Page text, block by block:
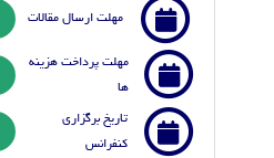
مهلت ارسال مقالات
مهلت پرداخت هزینه
ها
تاریخ برگزاری
کنفرانس